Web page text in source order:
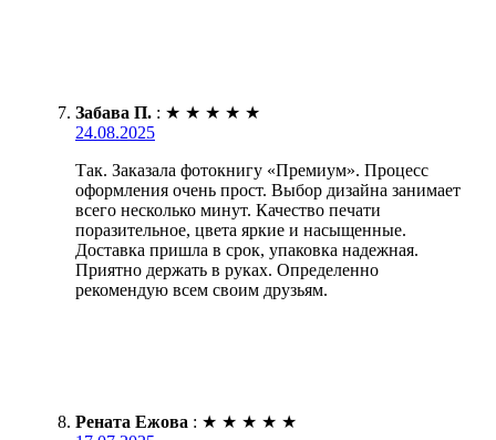
Забава П. : ★ ★ ★ ★ ★
24.08.2025
Так. Заказала фотокнигу «Премиум». Процесс
оформления очень прост. Выбор дизайна занимает
всего несколько минут. Качество печати
поразительное, цвета яркие и насыщенные.
Доставка пришла в срок, упаковка надежная.
Приятно держать в руках. Определенно
рекомендую всем своим друзьям.
Рената Ежова : ★ ★ ★ ★ ★